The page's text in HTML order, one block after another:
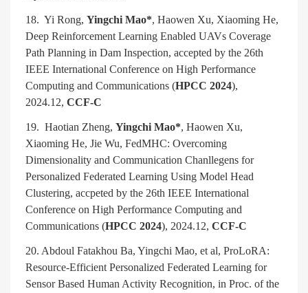
18. Yi Rong, Yingchi Mao*, Haowen Xu, Xiaoming He,
Deep Reinforcement Learning Enabled UAVs Coverage
Path Planning in Dam Inspection, accepted by the 26th
IEEE International Conference on High Performance
Computing and Communications (HPCC 2024),
2024.12, CCF-C
19. Haotian Zheng, Yingchi Mao*, Haowen Xu,
Xiaoming He, Jie Wu, FedMHC: Overcoming
Dimensionality and Communication Chanllegens for
Personalized Federated Learning Using Model Head
Clustering, accpeted by the 26th IEEE International
Conference on High Performance Computing and
Communications (HPCC 2024), 2024.12, CCF-C
20. Abdoul Fatakhou Ba, Yingchi Mao, et al, ProLoRA:
Resource-Efficient Personalized Federated Learning for
Sensor Based Human Activity Recognition, in Proc. of the